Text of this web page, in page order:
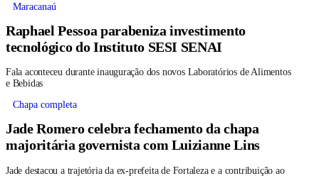
Maracanaú
Raphael Pessoa parabeniza investimento
tecnológico do Instituto SESI SENAI
Fala aconteceu durante inauguração dos novos Laboratórios de Alimentos
e Bebidas
Chapa completa
Jade Romero celebra fechamento da chapa
majoritária governista com Luizianne Lins
Jade destacou a trajetória da ex-prefeita de Fortaleza e a contribuição ao